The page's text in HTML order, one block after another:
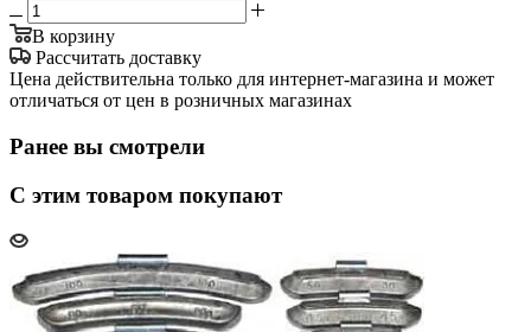
В корзину
Рассчитать доставку
Цена действительна только для интернет-магазина и может
отличаться от цен в розничных магазинах
Ранее вы смотрели
С этим товаром покупают